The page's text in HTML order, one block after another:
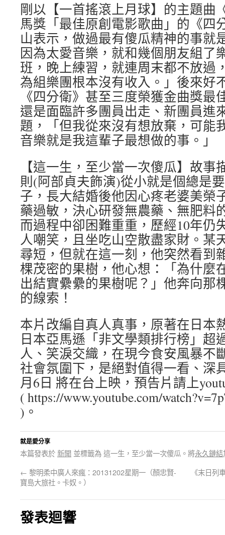
剛以【一首搖滾上月球】的主題曲
馬獎「最佳原創電影歌曲」的《四
山表示，做過最有傻瓜精神的事就
因為太愛音樂，就和幾個朋友組了
班，晚上練習，就連周末都不放過
為組樂團根本沒有收入。」後來好
《四分衛》甚至三度榮獲金曲獎最
還是面臨許多團員出走、新團員進
題，「但我從來沒有想放棄，可能
音樂就是我這輩子最想做的事。」
【這一生，至少當一次傻瓜】故事
則(阿部貞夫飾演)從小就是個總是
子，長大結婚後他因心疼老婆美榮
藥過敏，決心研發無農藥、無肥料
而過程中卻困難重重，歷經10年仍
人嘲笑，且坐吃山空散盡家財。某
尋短，但就在這一刻，他突然看到
棵茂密的果樹，他心想：「為什麼
出結實纍纍的果樹呢？」他奔向那
的線索！
本片改編自真人真事，原著在日本
日本亞馬遜「非文學類排行榜」超
人、笑淚交織，在現今食安風暴不
社會氛圍下，是絕對值得一看、深
月6日 將在台上映，預告片請上
( https://www.youtube.com/
)。
就是愛分享
本篇發表於新聞 並標籤為 這一生，至少當一次傻瓜。將永久鏈結
← 黎明柔中廣人來瘋：20131202星期一（顏忠賢-
寶島大旅社。卡奴。）
《末日列
發表迴響